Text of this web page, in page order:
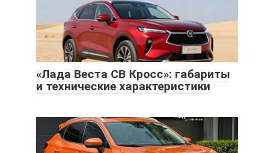
«Лада Веста СВ Кросс»: габариты
и технические характеристики